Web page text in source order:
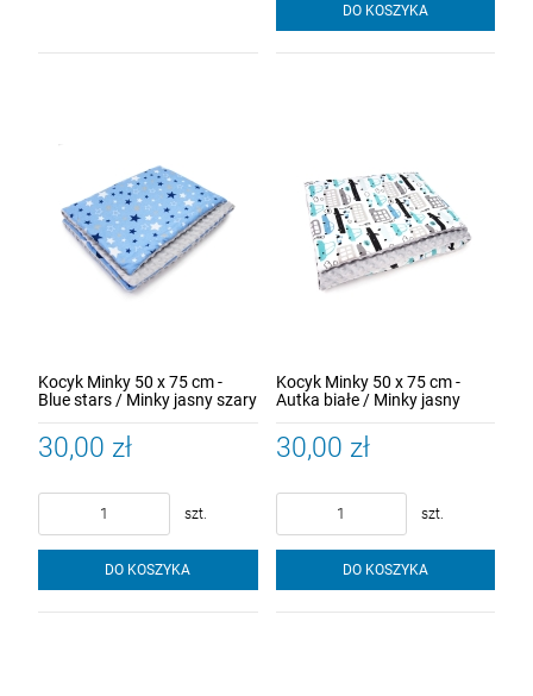
DO KOSZYKA
Kocyk Minky 50 x 75 cm -
Blue stars / Minky jasny szary
30,00 zł
szt.
DO KOSZYKA
Kocyk Minky 50 x 75 cm -
Autka białe / Minky jasny
30,00 zł
szt.
DO KOSZYKA